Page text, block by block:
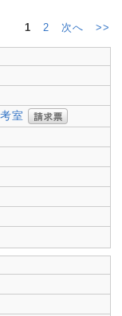
1 2 次へ >>
室